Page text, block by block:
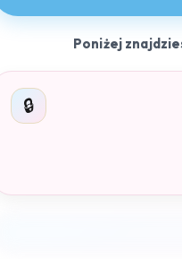
Poniżej
🔒